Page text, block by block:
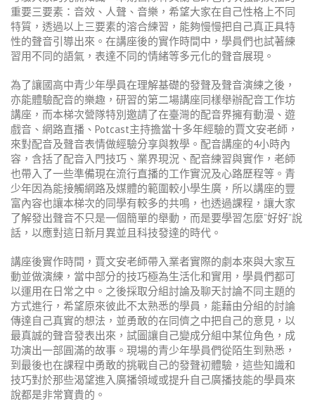
重要三要素：音效、人聲、音樂，希望大家在自己性格上不同
特質，透過以上三要素的溶合練習，能夠慢慢把自己真正具特
性的聲音引導出來。在講座後的實作時間中，學員們也試著練
習用不同的語氣，表達不同的情緒等多元化的聲音展現。
為了讓國高中青少年學員在理解基礎的發聲及聲音演練之後，
亦能體驗配音的樂趣，研習的第二場講座同樣舉辦配音工作坊
講座，而本梯次營隊特別邀請了在臺灣的配音界擁有動漫、遊
戲音、網路直播、 Potcast主持擔當十多年經驗的賈文安老師，
來對配音及聲音表情做經驗分享與教學。配音講座的4小時內
容，含括了配音入門技巧、業界現況、配音練習與實作，老師
也帶入了一些準備現在流行直播的工作實況及心路歷程等。青
少年因為能接觸網路及媒體的範圍較小學生廣，所以講座的豐
富內容也讓本梯次的同學有較多的共鳴，也透過課程，讓大家
了解發出聲音不只是一個簡單的舉動，而是要學習怎麼”好好”說
話，以應對這日新月異並且科技發達的時代。
講座後實作時間，賈文安老師帶入業者實際的劇本來與大家互
動並做演練，當中部分的技巧極為生活化和實用，學員們都可
以運用在日常之中。之後採取分組討論及聊天討論不同主題的
方式進行，希望原來彼此不太熟悉的學員，能藉由分組的討論
傳達自己真實的想法，並勇敢的在同儕之中把自己的意見，以
最真誠的聲音發表出來，試圖讓自己變成分組中某位角色，成
功演出一部圓滿的故事。現場的青少年學員們從陌生到熟悉，
到最後也在課程中勇敢的挑戰自己的發聲初體驗，這些知識和
技巧對於那些渴望進入廣播領域或提升自己廣播技能的學員來
說都是非常寶貴的。